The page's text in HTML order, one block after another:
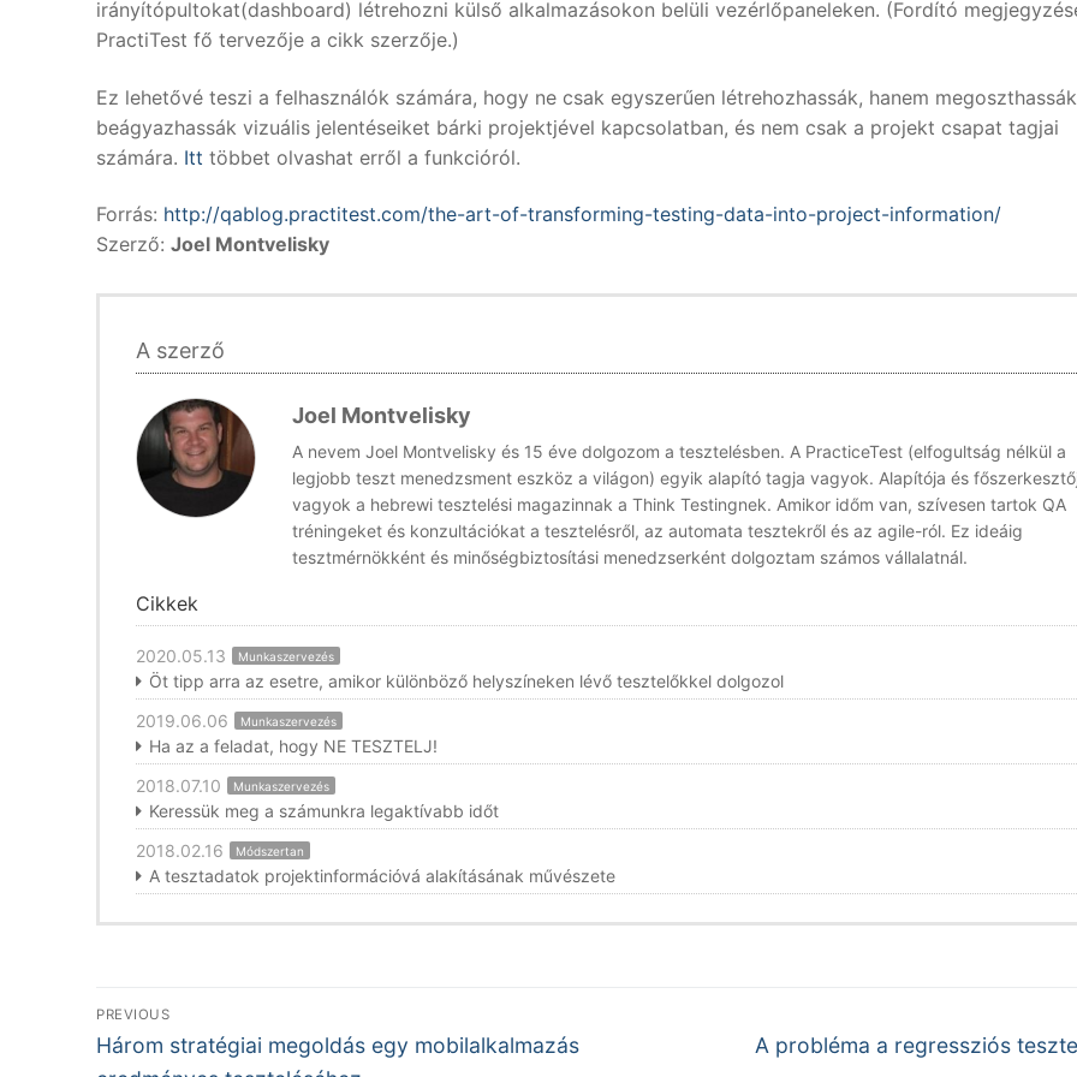
irányítópultokat(dashboard) létrehozni külső alkalmazásokon belüli vezérlőpaneleken. (Fordító
PractiTest fő tervezője a cikk szerzője.)
Ez lehetővé teszi a felhasználók számára, hogy ne csak egyszerűen létrehozhassák, hanem
beágyazhassák vizuális jelentéseiket bárki projektjével kapcsolatban, és nem csak a projekt csapat tagjai
számára. Itt többet olvashat erről a funkcióról.
Forrás: http://qablog.practitest.com/the-art-of-transforming-testing-data-into-project-information/
Szerző: Joel Montvelisky
A szerző
Joel Montvelisky
A nevem Joel Montvelisky és 15 éve dolgozom a tesztelésben. A PracticeTest (elfogultság nélkül a
legjobb teszt menedzsment eszköz a világon) egyik alapító tagja vagyok. Alapítója és
vagyok a hebrewi tesztelési magazinnak a Think Testingnek. Amikor időm van, szívesen tartok QA
tréningeket és konzultációkat a tesztelésről, az automata tesztekről és az agile-ról. Ez ideáig
tesztmérnökként és minőségbiztosítási menedzserként dolgoztam számos vállalatnál.
Cikkek
2020.05.13 Munkaszervezés
Öt tipp arra az esetre, amikor különböző helyszíneken lévő tesztelőkkel dolgozol
2019.06.06
Munkaszervezés
Ha az a feladat, hogy NE TESZTELJ!
2018.07.10
Munkaszervezés
Keressük meg a számunkra legaktívabb időt
2018.02.16
Módszertan
A tesztadatok projektinformációvá alakításának művészete
Bejegyzés
navigáció
PREVIOUS
Previous
post:
Három stratégiai megoldás egy mobilalkalmazás
Next
A probléma a regressziós